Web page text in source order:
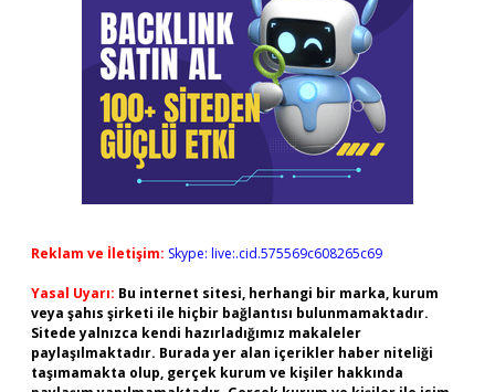
Reklam ve İletişim: Skype: live:.cid.575569c608265c69
Yasal Uyarı: Bu internet sitesi, herhangi bir marka, kurum
veya şahıs şirketi ile hiçbir bağlantısı bulunmamaktadır.
Sitede yalnızca kendi hazırladığımız makaleler
paylaşılmaktadır. Burada yer alan içerikler haber niteliği
taşımamakta olup, gerçek kurum ve kişiler hakkında